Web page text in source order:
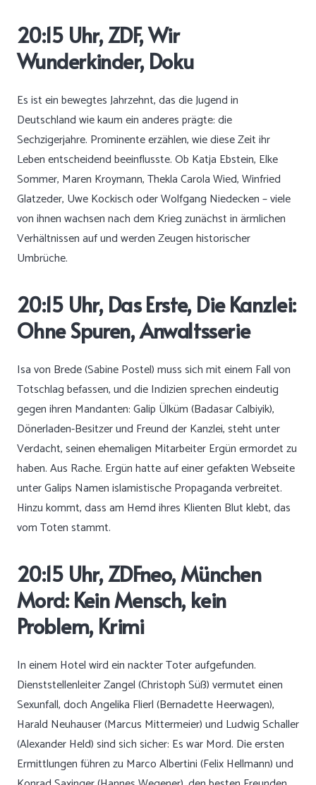
20:15 Uhr, ZDF, Wir
Wunderkinder, Doku
Es ist ein bewegtes Jahrzehnt, das die Jugend in
Deutschland wie kaum ein anderes prägte: die
Sechzigerjahre. Prominente erzählen, wie diese Zeit ihr
Leben entscheidend beeinflusste. Ob Katja Ebstein, Elke
Sommer, Maren Kroymann, Thekla Carola Wied, Winfried
Glatzeder, Uwe Kockisch oder Wolfgang Niedecken – viele
von ihnen wachsen nach dem Krieg zunächst in ärmlichen
Verhältnissen auf und werden Zeugen historischer
Umbrüche.
20:15 Uhr, Das Erste, Die Kanzlei:
Ohne Spuren, Anwaltsserie
Isa von Brede (Sabine Postel) muss sich mit einem Fall von
Totschlag befassen, und die Indizien sprechen eindeutig
gegen ihren Mandanten: Galip Ülküm (Badasar Calbiyik),
Dönerladen-Besitzer und Freund der Kanzlei, steht unter
Verdacht, seinen ehemaligen Mitarbeiter Ergün ermordet zu
haben. Aus Rache. Ergün hatte auf einer gefakten Webseite
unter Galips Namen islamistische Propaganda verbreitet.
Hinzu kommt, dass am Hemd ihres Klienten Blut klebt, das
vom Toten stammt.
20:15 Uhr, ZDFneo, München
Mord: Kein Mensch, kein
Problem, Krimi
In einem Hotel wird ein nackter Toter aufgefunden.
Dienststellenleiter Zangel (Christoph Süß) vermutet einen
Sexunfall, doch Angelika Flierl (Bernadette Heerwagen),
Harald Neuhauser (Marcus Mittermeier) und Ludwig Schaller
(Alexander Held) sind sich sicher: Es war Mord. Die ersten
Ermittlungen führen zu Marco Albertini (Felix Hellmann) und